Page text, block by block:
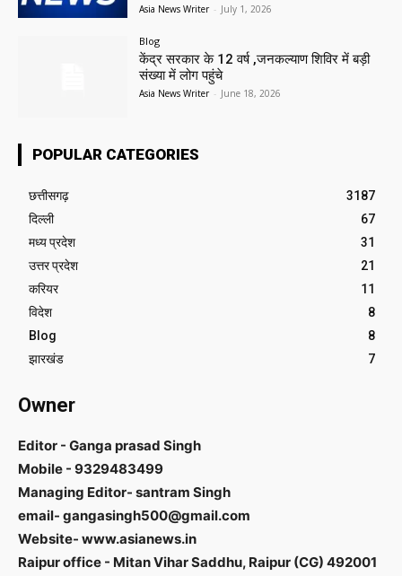
Asia News Writer - July 1, 2026
Blog
केंद्र सरकार के 12 वर्ष ,जनकल्याण शिविर में बड़ी
संख्या में लोग पहुंचे
Asia News Writer - June 18, 2026
POPULAR CATEGORIES
छत्तीसगढ़
3187
दिल्ली
67
मध्य प्रदेश
31
उत्तर प्रदेश
21
करियर
11
विदेश
8
Blog
8
झारखंड
7
Owner
Editor - Ganga prasad Singh
Mobile - 9329483499
Managing Editor- santram Singh
email- gangasingh500@gmail.com
Website- www.asianews.in
Raipur office - Mitan Vihar Saddhu, Raipur (CG) 492001